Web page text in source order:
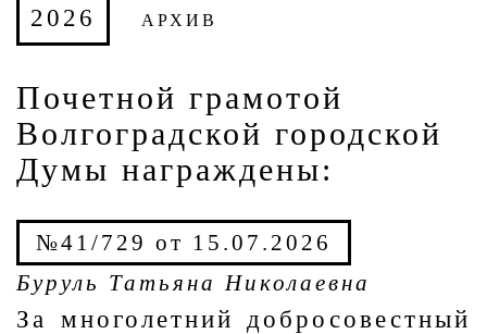
2026 АРХИВ
Почетной грамотой
Волгоградской городской
Думы награждены:
№41/729 от 15.07.2026
Буруль Татьяна Николаевна
За многолетний добросовестный